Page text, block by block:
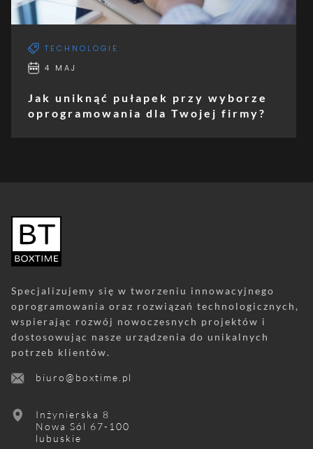
TECHNOLOGIE
4 MAJ
Jak uniknąć pułapek przy wyborze
oprogramowania dla Twojej firmy?
Specjalizujemy się w tworzeniu innowacyjnego
oprogramowania oraz rozwiązań technologicznych,
wspierając rozwój nowoczesnych projektów i
dostosowując nasze urządzenia do unikalnych
potrzeb klientów.
biuro@boxtime.pl
Inżynierska 8
Nowa Sól 67-100
lubuskie